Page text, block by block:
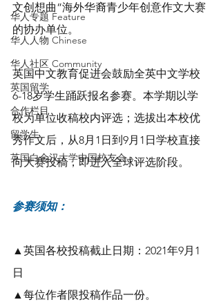
华人专题 Feature
华人人物 Chinese
华人社区 Community
英国留学
合作栏目
留学生
英国白金汉大学中国校友会
文创想曲”海外华裔青少年创意作文大赛
的协办单位。
英国中文教育促进会鼓励全英中文学校
6-18岁学生踊跃报名参赛。本学期以学
校为单位收稿校内评选；选拔出本校优
秀作文后，从8月1日到9月1日学校直接
向大赛投稿，即进入全球评选阶段。
参赛须知：
▲英国各校投稿截止日期：2021年9月1
日
▲每位作者限投稿作品一份。